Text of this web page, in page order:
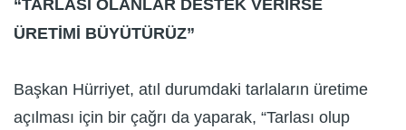
“TARLASI OLANLAR DESTEK VERİRSE
ÜRETİMİ BÜYÜTÜRÜZ”
Başkan Hürriyet, atıl durumdaki tarlaların üretime
açılması için bir çağrı da yaparak, “Tarlası olup